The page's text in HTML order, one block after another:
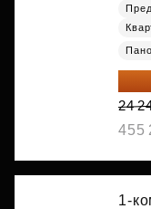
20
24
455
1-